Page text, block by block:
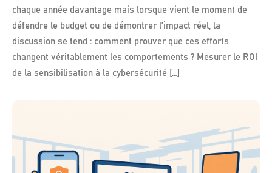
chaque année davantage mais lorsque vient le moment de
défendre le budget ou de démontrer l’impact réel, la
discussion se tend : comment prouver que ces efforts
changent véritablement les comportements ? Mesurer le ROI
de la sensibilisation à la cybersécurité […]